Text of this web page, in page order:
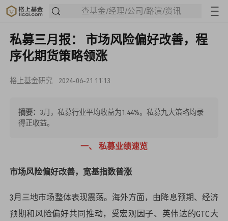
查基金/经理/公司/路演/资讯
私募三月报： 市场风险偏好改善，程
序化期货策略领涨
格上基金研究 2024-06-21 11:13
摘要： 3月，私募行业平均收益为1.44%。私募九大策略均录
得正收益。
一、 私募业绩速览
市场风险偏好改善，宽基指数普涨
3月三地市场整体表现震荡。海外方面，由降息预期、经济
预期和风险偏好共同推动，受宏观因子、英伟达的GTC大